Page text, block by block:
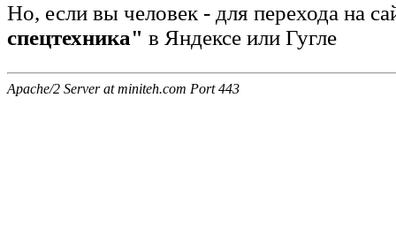
Но, если вы человек - для перехода на
спецтехника" в Яндексе или Гугле
Apache/2 Server at miniteh.com Port 443